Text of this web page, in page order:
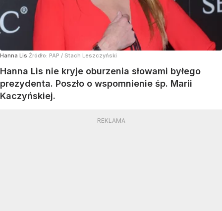
Hanna Lis Źródło: PAP / Stach Leszczyński
Hanna Lis nie kryje oburzenia słowami byłego
prezydenta. Poszło o wspomnienie śp. Marii
Kaczyńskiej.